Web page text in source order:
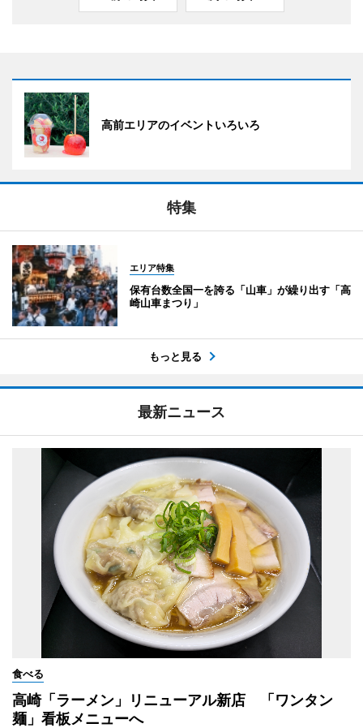
高前エリアのイベントいろいろ
特集
エリア特集
保有台数全国一を誇る「山車」が繰り出す「高
崎山車まつり」
もっと見る
最新ニュース
食べる
高崎「ラーメン」リニューアル新店 「ワンタン
麺」看板メニューへ